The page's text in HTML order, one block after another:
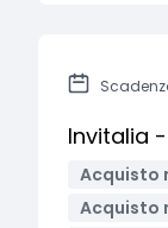
Invitalia
Acquisto
Acquisto